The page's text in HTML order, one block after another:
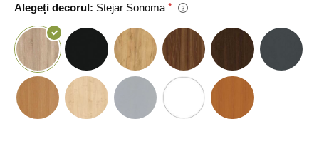
Alegeți decorul: Stejar Sonoma